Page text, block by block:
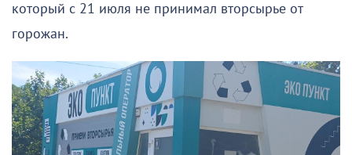
который с 21 июля не принимал вторсырье от
горожан.